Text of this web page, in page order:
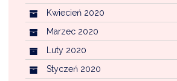
Kwiecień 2020
Marzec 2020
Luty 2020
Styczeń 2020